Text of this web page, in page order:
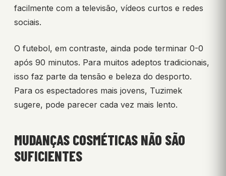
facilmente com a televisão, vídeos curtos e redes
sociais.
O futebol, em contraste, ainda pode terminar 0-0
após 90 minutos. Para muitos adeptos tradicionais,
isso faz parte da tensão e beleza do desporto.
Para os espectadores mais jovens, Tuzimek
sugere, pode parecer cada vez mais lento.
MUDANÇAS COSMÉTICAS NÃO SÃO
SUFICIENTES